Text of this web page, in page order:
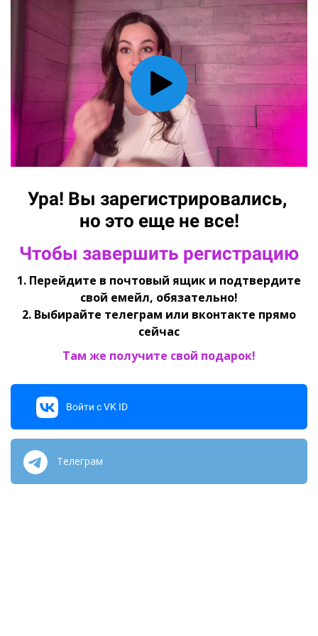
Ура! Вы зарегистрировались,
но это еще не все!
Чтобы завершить регистрацию
1. Перейдите в почтовый ящик и подтвердите
свой емейл, обязательно!
2. Выбирайте телеграм или вконтакте прямо
сейчас
Там же получите свой подарок!
Войти с VK ID
Телеграм